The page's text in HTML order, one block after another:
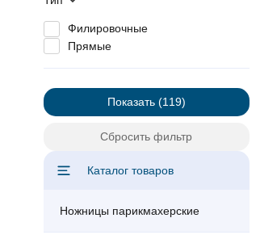
Филировочные
Прямые
Показать
Сбросить фильтр
Каталог товаров
Ножницы парикмахерские